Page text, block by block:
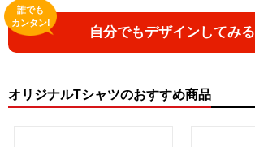
自分でもデザインしてみる
誰でも
カンタン!
オリジナルTシャツのおすすめ商品